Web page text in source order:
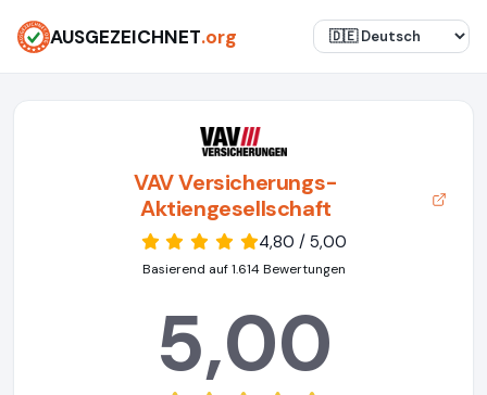
AUSGEZEICHNET.org
VAV Versicherungs-
Aktiengesellschaft
4,80 / 5,00
Basierend auf 1.614 Bewertungen
5,00